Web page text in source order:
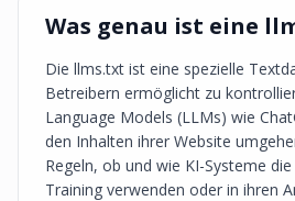
Was genau ist eine
Die llms.txt ist eine spezielle
Betreibern ermöglicht zu
Language Models (LLMs) wie
den Inhalten ihrer Website
Regeln, ob und wie KI-Systeme
Training verwenden oder in ihren